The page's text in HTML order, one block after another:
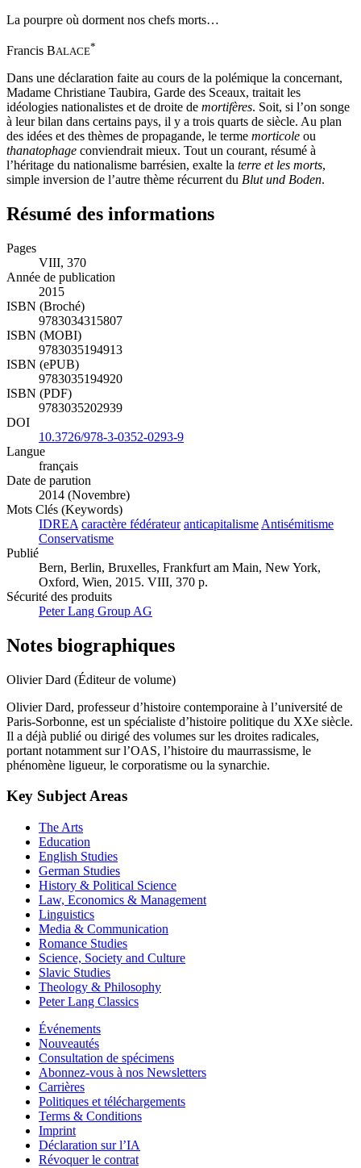
La pourpre où dorment nos chefs morts…
Francis BALACE*
Dans une déclaration faite au cours de la polémique la concernant,
Madame Christiane Taubira, Garde des Sceaux, traitait les
idéologies nationalistes et de droite de mortifères. Soit, si l’on songe
à leur bilan dans certains pays, il y a trois quarts de siècle. Au plan
des idées et des thèmes de propagande, le terme morticole ou
thanatophage conviendrait mieux. Tout un courant, résumé à
l’héritage du nationalisme barrésien, exalte la terre et les morts,
simple inversion de l’autre thème récurrent du Blut und Boden.
Résumé des informations
Pages
VIII, 370
Année de publication
2015
ISBN (Broché)
9783034315807
ISBN (MOBI)
9783035194913
ISBN (ePUB)
9783035194920
ISBN (PDF)
9783035202939
DOI
10.3726/978-3-0352-0293-9
Langue
français
Date de parution
2014 (Novembre)
Mots Clés (Keywords)
IDREA caractère fédérateur anticapitalisme Antisémitisme
Conservatisme
Publié
Bern, Berlin, Bruxelles, Frankfurt am Main, New York,
Oxford, Wien, 2015. VIII, 370 p.
Sécurité des produits
Peter Lang Group AG
Notes biographiques
Olivier Dard (Éditeur de volume)
Olivier Dard, professeur d’histoire contemporaine à l’université de
Paris-Sorbonne, est un spécialiste d’histoire politique du XXe siècle.
Il a déjà publié ou dirigé des volumes sur les droites radicales,
portant notamment sur l’OAS, l’histoire du maurrassisme, le
phénomène ligueur, le corporatisme ou la synarchie.
Key Subject Areas
The Arts
Education
English Studies
German Studies
History & Political Science
Law, Economics & Management
Linguistics
Media & Communication
Romance Studies
Science, Society and Culture
Slavic Studies
Theology & Philosophy
Peter Lang Classics
Événements
Nouveautés
Consultation de spécimens
Abonnez-vous à nos Newsletters
Carrières
Politiques et téléchargements
Terms & Conditions
Imprint
Déclaration sur l’IA
Révoquer le contrat